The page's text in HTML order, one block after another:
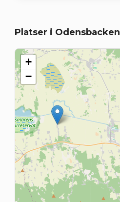
Platser i Odensbacken
+
−